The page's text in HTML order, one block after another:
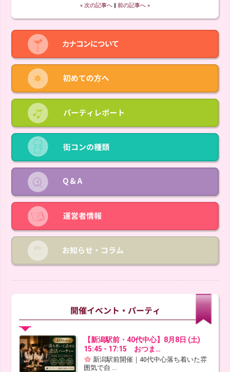
« 次の記事へ ‖ 前の記事へ »
【新潟駅前・40代中心】8月8日 (土)
15:45 - 17:15 おつま…
新潟駅前開催｜40代中心落ち着いた雰
囲気で自 ...